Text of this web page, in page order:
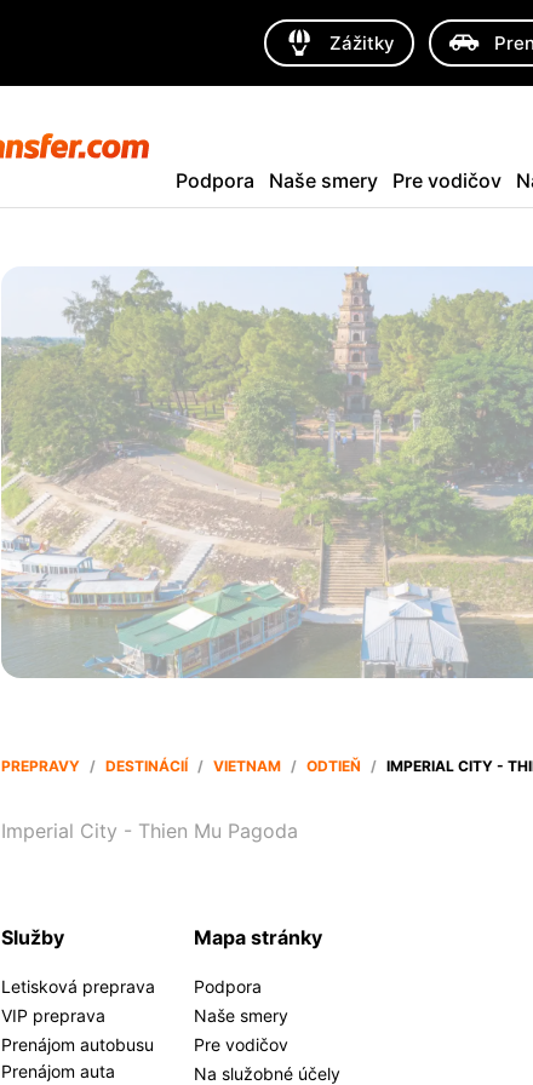
Zážitky
Podpora Naše smery Pre vodičov
PREPRAVY / DESTINÁCIÍ / VIETNAM / ODTIEŇ / IMPERIAL CITY -
Imperial City - Thien Mu Pagoda
Služby
Letisková preprava
VIP preprava
Prenájom autobusu
Prenájom auta
Mapa stránky
Podpora
Naše smery
Pre vodičov
Na služobné účely